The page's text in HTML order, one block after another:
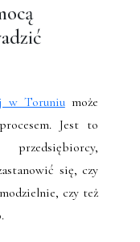
w Toruniumoże
Jest to
się, czy
czy też